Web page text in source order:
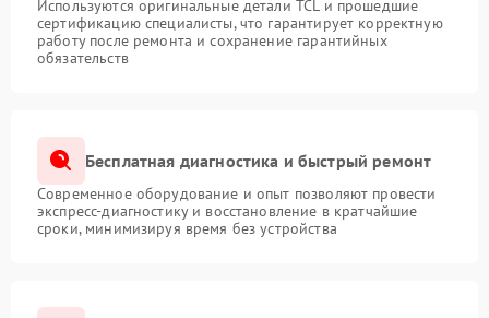
Используются оригинальные детали TCL и прошедшие
сертификацию специалисты, что гарантирует корректную
работу после ремонта и сохранение гарантийных
обязательств
Бесплатная диагностика и быстрый ремонт
Современное оборудование и опыт позволяют провести
экспресс-диагностику и восстановление в кратчайшие
сроки, минимизируя время без устройства